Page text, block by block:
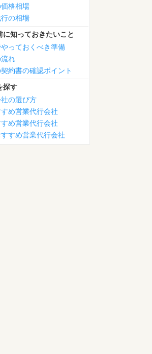
格相場
の相場
に知っておきたいこと
っておくべき準備
れ
約書の確認ポイント
探す
の選び方
め営業代行会社
め営業代行会社
すめ営業代行会社